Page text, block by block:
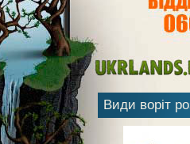
Види воріт